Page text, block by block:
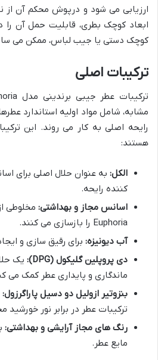
ارزیابی می شود و درپوش محکم آن
ابعاد کوچک بطری، قابلیت حمل آن
کوچک دستی یا جیب لباس، ممکن می
ترکیبات اصلی
مشابه، شامل مواد اولیه استاندارد
رایحه اصلی به کار می روند. این
هستند:
الکل: به عنوان حلال اصلی برای
کننده رایحه.
اسانس مجاز و بهداشتی: مخلوطی
Euphoria را بازسازی می کنند.
آب دیونیزه: برای رقیق سازی و
دی پروپلین گلیکول (DPG):
یک
ماندگاری و پایداری عطر کمک می
بنزوتیر ازولیل دو دسیل پاراگرزول:
ترکیبات عطر در برابر نور
رنگ های مجاز آرایشی و بهداشتی:
مایع عطر.